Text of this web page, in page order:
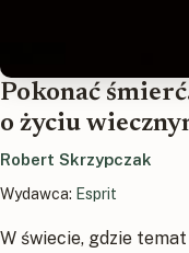
Pokonać
o życiu
Robert Skrzypczak
Wydawca: Esprit
W świecie, gdzie